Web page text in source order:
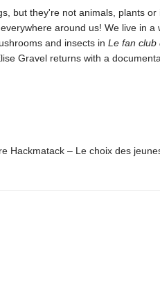
but they're not animals, plants
around us! We live in a
and insects in Le fan club
Gravel returns with a
Hackmatack – Le choix des